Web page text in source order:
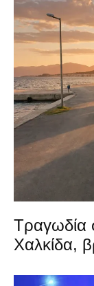
Τραγωδία
Χαλκίδα,